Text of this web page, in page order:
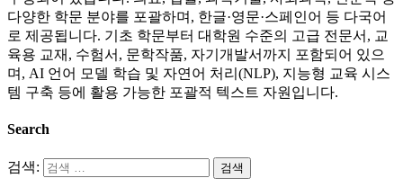
다양한 학문 분야를 포괄하며, 한글·영문·스페인어 등 다국어
로 제공됩니다. 기초 학문부터 대학원 수준의 고급 전문서, 교
육용 교재, 수험서, 문학작품, 자기개발서까지 포함되어 있으
며, AI 언어 모델 학습 및 자연어 처리(NLP), 지능형 교육 시스
템 구축 등에 활용 가능한 포괄적 텍스트 자원입니다.
Search
검색: